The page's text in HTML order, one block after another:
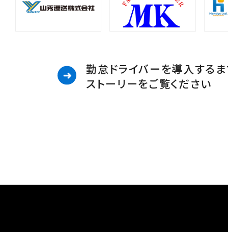
勤怠ドライバーを導入する
ストーリーをご覧ください